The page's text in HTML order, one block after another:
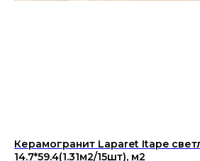
Керамогранит Laparet Itape
14.7*59.4(1.31м2/15шт), м2